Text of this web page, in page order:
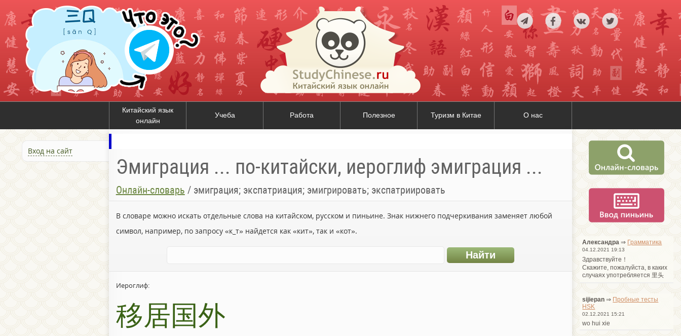
Китайский язык
онлайн
Учеба Работа Полезное Туризм в Китае О нас
Вход на сайт
Эмиграция ... по-китайски, иероглиф эмиграция ...
Онлайн-словарь / эмиграция; экспатриация; эмигрировать; экспатриировать
В словаре можно искать отдельные слова на китайском, русском и пиньине. Знак нижнего подчеркивания заменяет любой
символ, например, по запросу «к_т» найдется как «кит», так и «кот».
Иероглиф:
移居国外
Александра ⇒ Грамматика
04.12.2021 19:13
Здравствуйте！
Cкажите, пожалуйста, в каких
случаях употребляется 里头
sijiepan ⇒ Пробные тесты
HSK
02.12.2021 15:21
wo hui xie